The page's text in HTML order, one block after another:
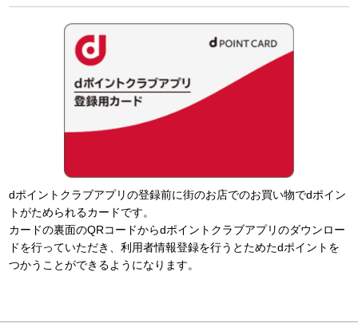
dポイントクラブアプリの登録前に街のお店でのお買い物でdポイン
トがためられるカードです。
カードの裏面のQRコードからdポイントクラブアプリのダウンロー
ドを行っていただき、利用者情報登録を行うとためたdポイントを
つかうことができるようになります。